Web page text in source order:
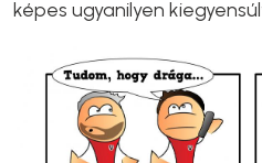
képes ugyanilyen